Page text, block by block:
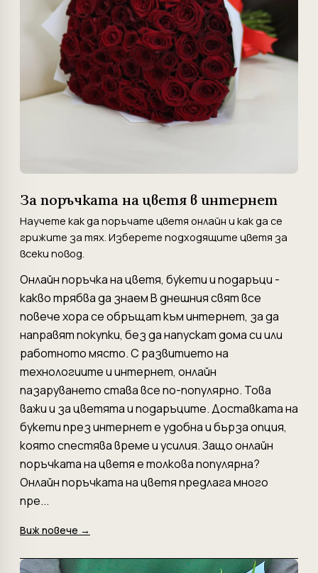
За поръчката на цветя в интернет
Научете как да поръчате цветя онлайн и как да се
грижите за тях. Изберете подходящите цветя за
всеки повод.
Онлайн поръчка на цветя, букети и подаръци -
какво трябва да знаем В днешния свят все
повече хора се обръщат към интернет, за да
направят покупки, без да напускат дома си или
работното място. С развитието на
технологиите и интернет, онлайн
пазаруването става все по-популярно. Това
важи и за цветята и подаръците. Доставката на
букети през интернет е удобна и бърза опция,
която спестява време и усилия. Защо онлайн
поръчката на цветя е толкова популярна?
Онлайн поръчката на цветя предлага много
пре...
Виж повече →